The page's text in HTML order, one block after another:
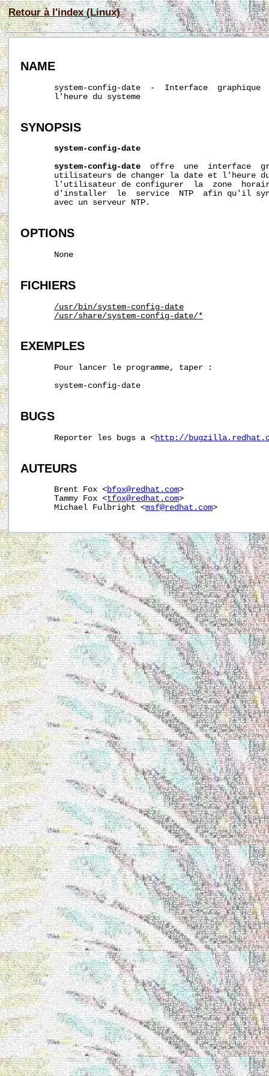
Retour à l'index (Linux)
NAME
system-config-date  -  Interface  graphique
       l'heure du systeme
SYNOPSIS
system-config-date
system-config-date
offre  une  interface
utilisateurs de changer la date et l'heure
l'utilisateur de configurer  la  zone
d'installer  le  service  NTP  afin qu'il
       avec un serveur NTP.
OPTIONS
       None
FICHIERS
/usr/bin/system-config-date
/usr/share/system-config-date/*
EXEMPLES
       Pour lancer le programme, taper :
       system-config-date
BUGS
       Reporter les bugs a <
http://
AUTEURS
       Brent Fox <
bfox@redhat.com>
       Tammy Fox <
tfox@redhat.com>
       Michael Fulbright <
msf@redhat.com